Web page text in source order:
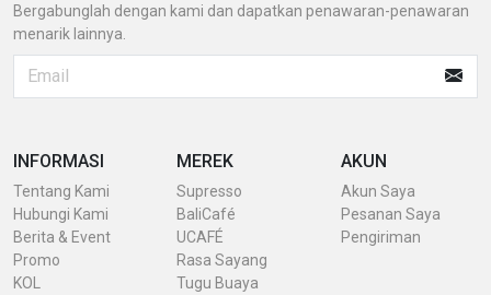
Bergabunglah dengan kami dan dapatkan penawaran-penawaran
menarik lainnya.
INFORMASI
Tentang Kami
Hubungi Kami
Berita & Event
Promo
KOL
MEREK
Supresso
BaliCafé
UCAFÉ
Rasa Sayang
Tugu Buaya
AKUN
Akun Saya
Pesanan Saya
Pengiriman